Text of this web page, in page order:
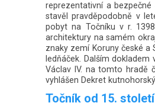
reprezentativní a
stavěl pravděpodobně v
pobyt na Točníku v r.
architektury na samém
znaky zemí Koruny české a
ledňáček. Dalším
Václav IV. na tomto hradě
vyhlášen Dekret kutnohorský.
Točník od 15.